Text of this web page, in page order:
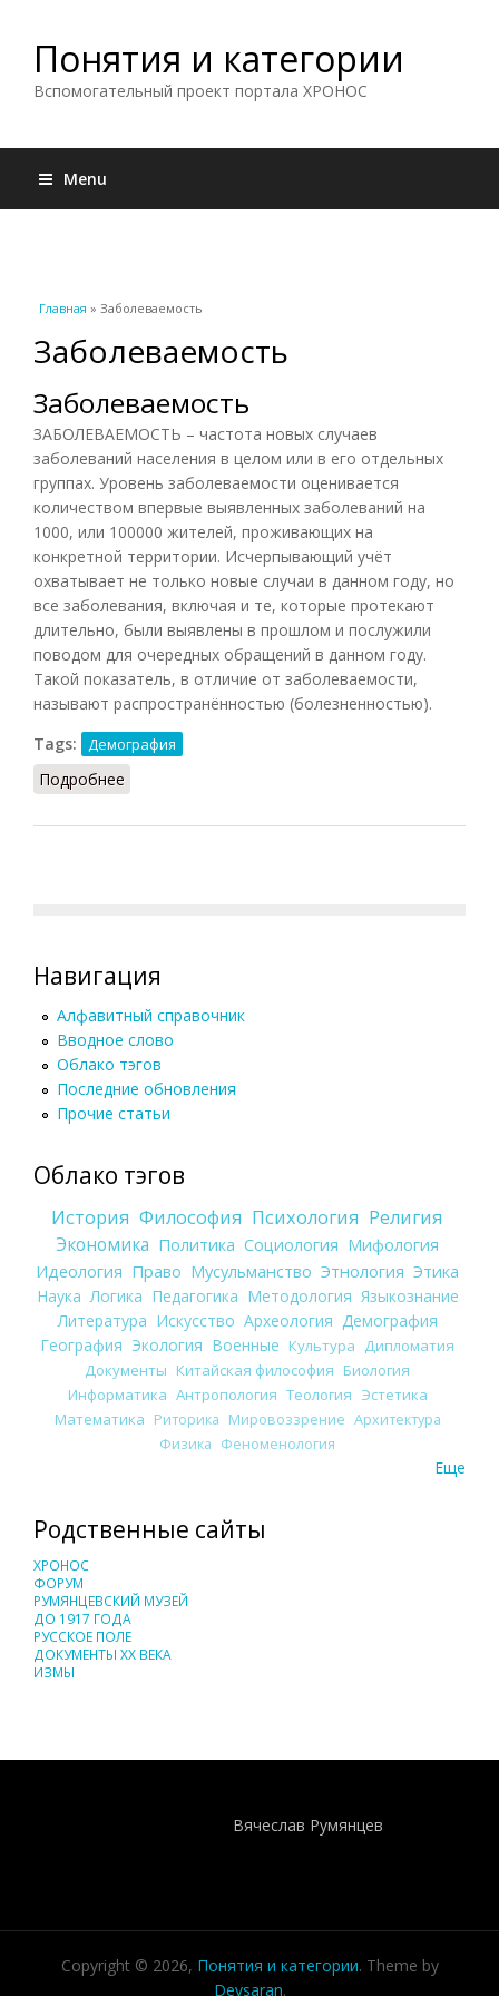
Понятия и категории
Вспомогательный проект портала ХРОНОС
Menu
Вы здесь
Главная » Заболеваемость
Заболеваемость
Заболеваемость
ЗАБОЛЕВАЕМОСТЬ – частота новых случаев
заболеваний населения в целом или в его отдельных
группах. Уровень заболеваемости оценивается
количеством впервые выявленных заболеваний на
1000, или 100000 жителей, проживающих на
конкретной территории. Исчерпывающий учёт
охватывает не только новые случаи в данном году, но
все заболевания, включая и те, которые протекают
длительно, были выявлены в прошлом и послужили
поводом для очередных обращений в данном году.
Такой показатель, в отличие от заболеваемости,
называют распространённостью (болезненностью).
Tags:
Демография
Подробнее
Навигация
Алфавитный справочник
Вводное слово
Облако тэгов
Последние обновления
Прочие статьи
Облако тэгов
История Философия Психология Религия
Экономика Политика Социология Мифология
Идеология Право Мусульманство Этнология Этика
Наука Логика Педагогика Методология Языкознание
Литература Искусство Археология Демография
География Экология Военные Культура
Дипломатия
Документы Китайская философия Биология
Информатика Антропология Теология Эстетика
Математика Риторика Мировоззрение Архитектура
Физика Феноменология
Еще
Родственные сайты
ХРОНОС
ФОРУМ
РУМЯНЦЕВСКИЙ МУЗЕЙ
ДО 1917 ГОДА
РУССКОЕ ПОЛЕ
ДОКУМЕНТЫ XX ВЕКА
ИЗМЫ
Вячеслав Румянцев
Copyright © 2026, Понятия и категории. Theme by
Devsaran.